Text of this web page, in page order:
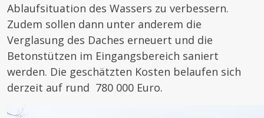
Ablaufsituation des Wassers zu verbessern.
Zudem sollen dann unter anderem die
Verglasung des Daches erneuert und die
Betonstützen im Eingangsbereich saniert
werden. Die geschätzten Kosten belaufen sich
derzeit auf rund 780 000 Euro.